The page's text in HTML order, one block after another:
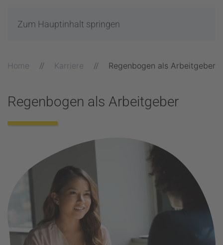
Zum Hauptinhalt springen
Home Karriere Regenbogen als Arbeitgeber
Regenbogen als Arbeitgeber